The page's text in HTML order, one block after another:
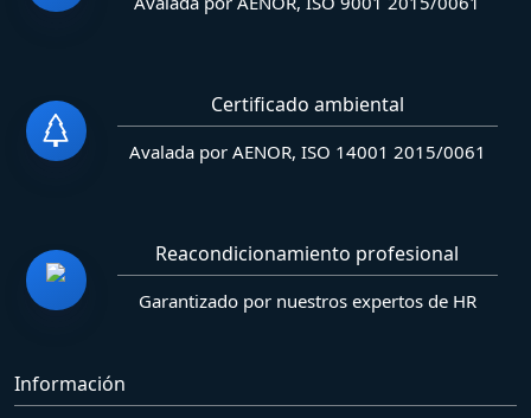
Certificado ambiental
Avalada por AENOR, ISO 14001 2015/0061
Reacondicionamiento profesional
Garantizado por nuestros expertos de HR
Información